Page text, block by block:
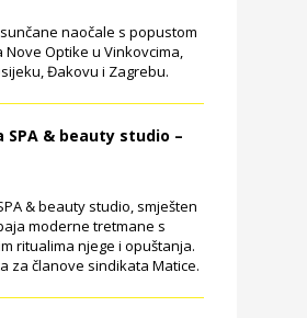
naočale s popustom
Nove Optike u Vinkovcima,
Đakovu i Zagrebu.
SPA & beauty studio –
& beauty studio, smješten
moderne tretmane s
ritualima njege i opuštanja.
za članove sindikata Matice.